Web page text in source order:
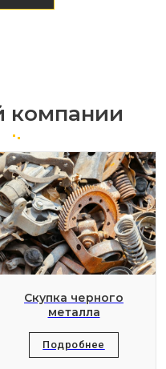
компании
Скупка черного
металла
Подробнее